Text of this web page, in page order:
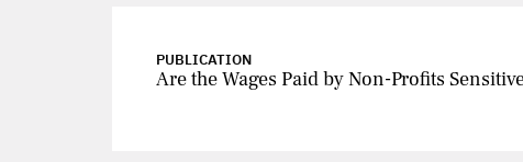
PUBLICATION
Are the Wages Paid by Non-Profits